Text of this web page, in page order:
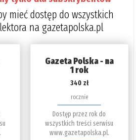
mieć dostęp do wszystkich
na gazetapolska.pl
Gazeta Polska - na
1 rok
340 zł
rocznie
Dostęp przez rok do
wszystkich treści serwisu
www.gazetapolska.pl.